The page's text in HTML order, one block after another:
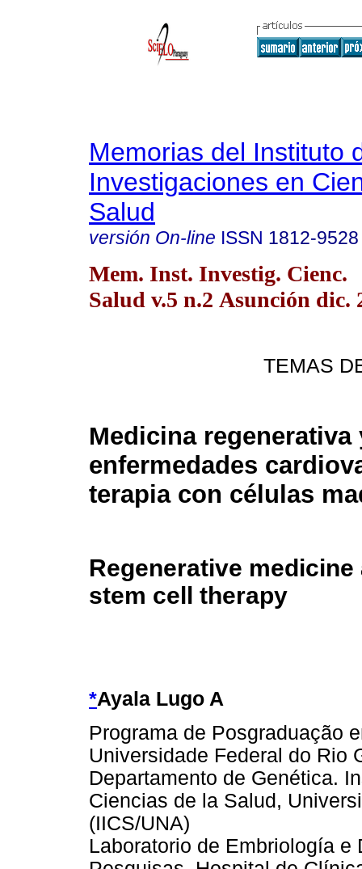
Memorias del Instituto
Investigaciones en
Salud
versión On-line ISSN 1812-9528
Mem. Inst. Investig. Cienc.
Salud v.5 n.2 Asunción dic.
TEMAS
Medicina regenerativa
enfermedades
terapia con células
Regenerative
stem cell therapy
*Ayala Lugo A
Programa de Posgraduação
Universidade Federal do Rio
Departamento de Genética.
Ciencias de la Salud,
(IICS/UNA)
Laboratorio de Embriología e